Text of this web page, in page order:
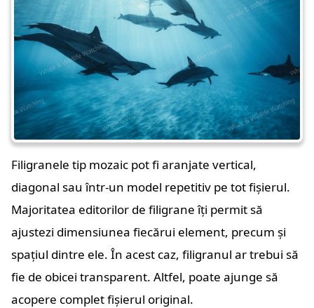
Filigranele tip mozaic pot fi aranjate vertical,
diagonal sau într-un model repetitiv pe tot fișierul.
Majoritatea editorilor de filigrane îți permit să
ajustezi dimensiunea fiecărui element, precum și
spațiul dintre ele. În acest caz, filigranul ar trebui să
fie de obicei transparent. Altfel, poate ajunge să
acopere complet fișierul original.